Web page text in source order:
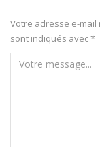
Votre adresse e-
sont indiqués avec*